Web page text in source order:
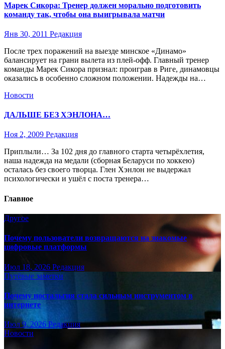
Марек Сикора: Тренер должен морально подготовить
команду так, чтобы она выигрывала матчи
Янв 30, 2011 Редакция
После трех поражений на выезде минское «Динамо»
балансирует на грани вылета из плей-офф. Главный тренер
команды Марек Сикора признал: проиграв в Риге, динамовцы
оказались в особенно сложном положении. Надежды на…
Новости
ДАЛЬШЕ БЕЗ ХЭНЛОНА…
Ноя 2, 2009 Редакция
Приплыли… За 102 дня до главного старта четырёхлетия,
наша надежда на медали (сборная Беларуси по хоккею)
осталась без своего творца. Глен Хэнлон не выдержал
психологически и ушёл с поста тренера…
Главное
Другое
Почему пользователи возвращаются на знакомые
цифровые платформы
Июл 18, 2026 Редакция
Путёвые заметки
Почему ностальгия стала сильным инструментом в
интернете
Июл 9, 2026 Редакция
Новости